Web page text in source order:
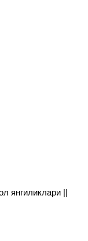
янгиликлари ||